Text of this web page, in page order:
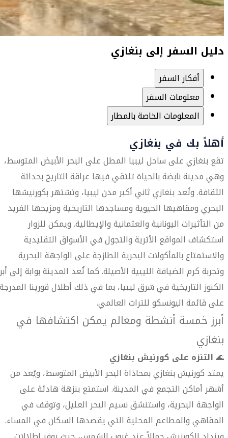
دليل السفر إلى بنغازي
أفكار السفر
معلومات السفر
المعلومات الخاصة بالمطار
أهلاً بك في بنغازي
تقع بنغازي على ساحل ليبيا المطل على البحر الأبيض المتوسط،
وهي مدينة نابضة بالحياة تلتقي فيها عراقة التاريخ بحداثة
الثقافة. وتُعد بنغازي ثاني أكبر مدن ليبيا، وتشتهر بكورنيشها
البحري ومقاهيها الحيوية ومساجدها التاريخية ومزيجها الفريد
من التأثيرات اليونانية والعثمانية والإيطالية. ويمكن للزوار
استكشاف المواقع الأثرية والتجول في الأسواق التقليدية
والاستمتاع بالمأكولات البحرية الطازجة على الواجهة البحرية
وتجربة كرم الضيافة الليبية الأصيلة. كما تُعد المدينة بوابة إلى
الكنوز التاريخية في شرق ليبيا، بما في ذلك أطلال قورينا المدرجة
على قائمة اليونسكو للتراث العالمي.
أبرز خمسة أنشطة ومعالم يمكن اكتشافها في
بنغازي
🌊التنزه على كورنيش بنغازي
يمتد كورنيش بنغازي بمحاذاة البحر الأبيض المتوسط، ويُعد من
أشهر أماكن التجمع في المدينة. استمتع بنزهة هادئة على
الواجهة البحرية، واستنشق نسيم البحر العليل، وتوقف في
المقاهي والمطاعم المحلية التي يقصدها السكان في المساء.